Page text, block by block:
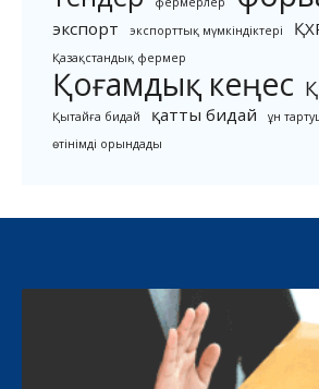
экспорт экспорттық мүмкіндіктері
Қазақстандық фермер
Қоғамдық кеңес
Қытайға бидай қатты бидай
ұн
өтінімді орындады